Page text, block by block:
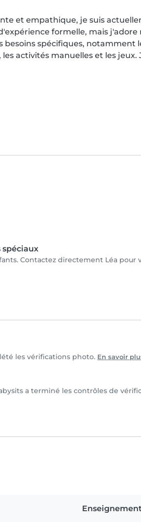
et empathique, je suis
formelle, mais j'adore
besoins spécifiques, notamment
activités manuelles et les jeux.
spéciaux
Contactez directement Léa pour
les vérifications photo. En savoir
a terminé les contrôles de